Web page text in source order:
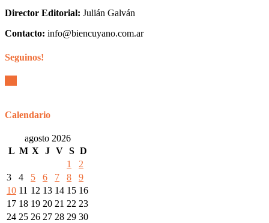
Director Editorial: Julián Galván
Contacto: info@biencuyano.com.ar
Seguinos!
Calendario
agosto 2026
L M X J V S D
1
2
3
4 5 6 7 8
9
10 11 12 13 14 15 16
17 18 19 20 21 22 23
24 25 26 27 28 29 30